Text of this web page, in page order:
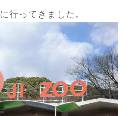
に行ってきました。